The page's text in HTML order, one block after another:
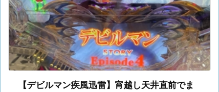
【デビルマン疾風迅雷】宵越し天井直前でま